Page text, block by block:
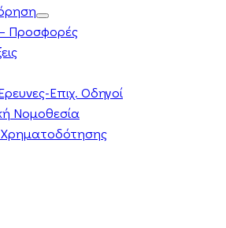
Προσφορές
Επιχ. Οδηγοί
Νομοθεσία